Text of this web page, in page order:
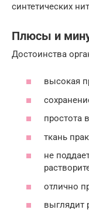
синтетических
Плюсы и
Достоинства
высокая
простота
ткань
не
отлично
выглядит